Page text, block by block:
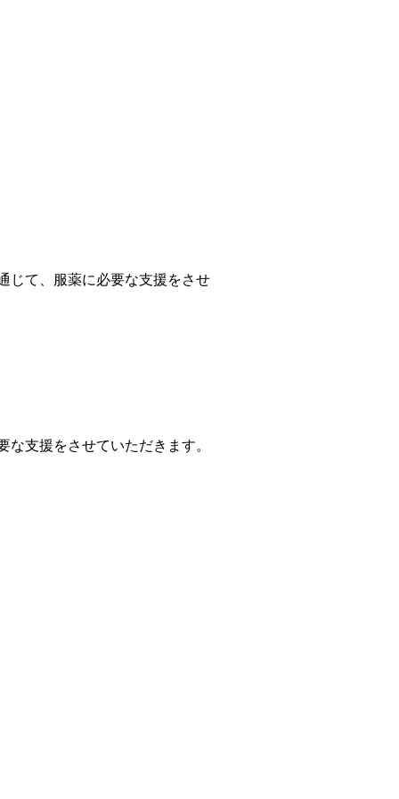
じて、服薬に必要な支援をさせ
支援をさせていただきます。